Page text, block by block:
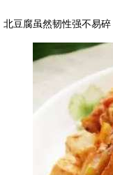
豆腐虽然韧性强不易碎